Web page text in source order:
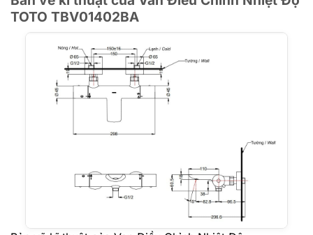
TOTO TBV01402BA